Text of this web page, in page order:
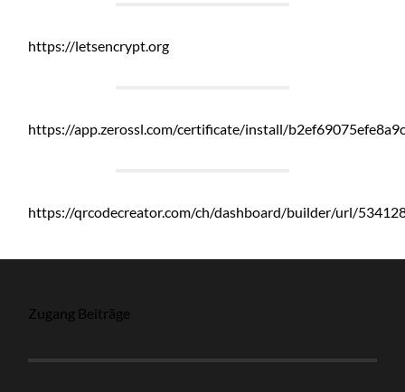
https://letsencrypt.org
https://app.zerossl.com/certificate/install/
https://qrcodecreator.com/ch/dashboard/builder/url/
Zugang Beiträge